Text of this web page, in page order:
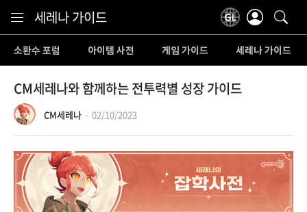
세레나 가이드
소환수 포럼 아이템 사전 게임 가이드 세레나 가이드
CM세레나와 함께하는 전투력별 성장 가이드
CM세레나 02/10/2023